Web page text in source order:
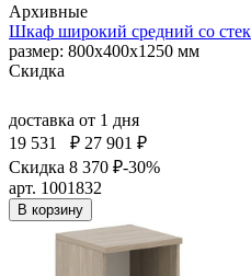
Архивные
Шкаф широкий средний со
размер: 800х400х1250 мм
Скидка
доставка от 1 дня
19 531
₽ 27 901 ₽
Скидка 8 370 ₽-30%
арт. 1001832
В корзину